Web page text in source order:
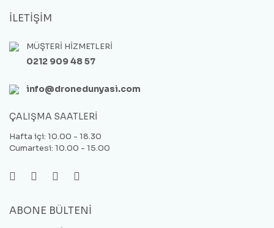
İLETİŞİM
MÜŞTERİ HİZMETLERİ
0212 909 48 57
info@dronedunyasi.com
ÇALIŞMA SAATLERİ
Hafta içi: 10.00 - 18.30
Cumartesi: 10.00 - 15.00
ABONE BÜLTENİ